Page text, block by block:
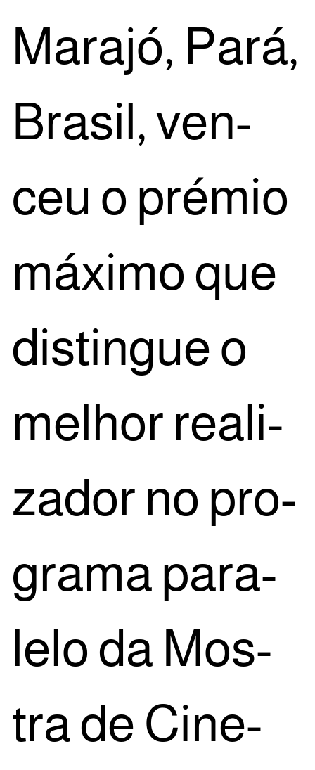
Mara­jó, Pará,
Bra­sil, ven­
ceu o pré­mio
máxi­mo que
dis­tin­gue o
melhor rea­li­
za­dor no pro­
gra­ma para­
le­lo da Mos­
tra de Cine­